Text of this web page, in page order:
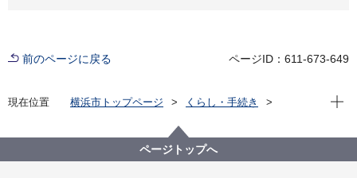
前のページに戻る ページID：611-673-649
現在位置 横浜市トップページ
くらし・手続き
市街地開発の手法
現在
ページトップへ